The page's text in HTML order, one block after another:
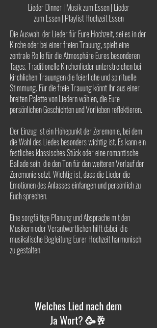
Lieder Dinner | Musik zum Essen | Lieder
zum Essen | Playlist Hochzeit Essen
Die Auswahl der Lieder für Eure Hochzeit, sei es in der
Kirche oder bei einer freien Trauung, spielt eine
zentrale Rolle für die Atmosphäre Eures besonderen
Tages. Traditionelle Kirchenlieder unterstreichen bei
kirchlichen Trauungen die feierliche und spirituelle
Stimmung. Für die freie Trauung könnt Ihr aus einer
breiten Palette von Liedern wählen, die Eure
persönlichen Geschichten und Vorlieben reflektieren.
Der Einzug ist ein Höhepunkt der Zeremonie, bei dem
die Wahl des Liedes besonders wichtig ist. Es kann ein
festliches klassisches Stück oder eine romantische
Ballade sein, die den Ton für den weiteren Verlauf der
Zeremonie setzt. Wichtig ist, dass die Lieder die
Emotionen des Anlasses einfangen und persönlich zu
Euch sprechen.
Eine sorgfältige Planung und Absprache mit den
Musikern oder Verantwortlichen hilft dabei, die
musikalische Begleitung Eurer Hochzeit harmonisch
zu gestalten.
Welches Lied nach dem
Ja Wort? 🥳🥂